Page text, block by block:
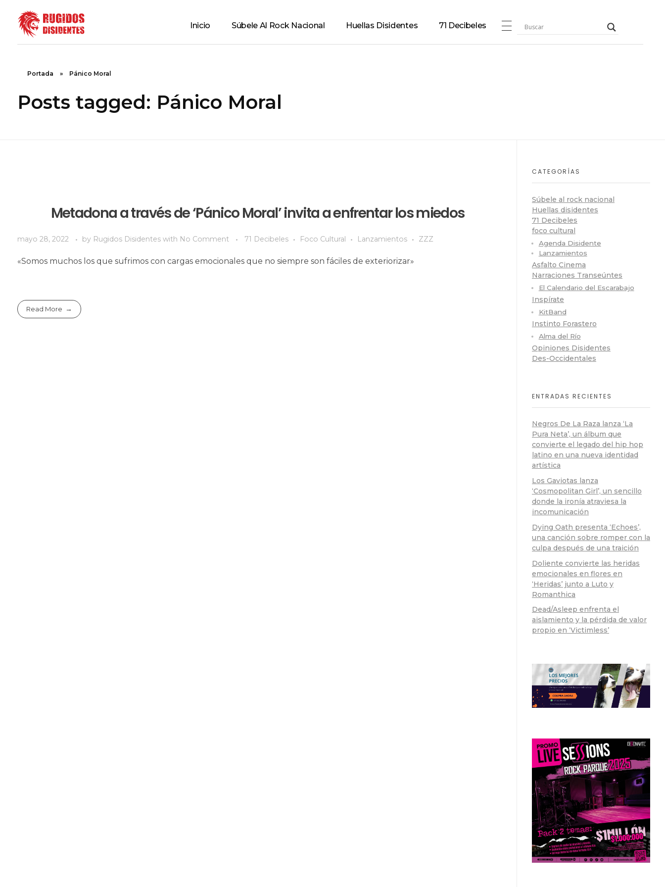
Rugidos Disidentes
Bogotá - Colombia | ISSN 2619-5569
Inicio Súbele Al Rock Nacional Huellas Disidentes 71 Decibeles
Portada » Pánico Moral
Posts tagged: Pánico Moral
Metadona a través de ‘Pánico Moral’ invita a enfrentar los miedos
mayo 28, 2022 by Rugidos Disidentes with No Comment 71 Decibeles Foco Cultural Lanzamientos ZZZ
«Somos muchos los que sufrimos con cargas emocionales que no siempre son fáciles de exteriorizar»
Read More
CATEGORÍAS
Súbele al rock nacional
Huellas disidentes
71 Decibeles
foco cultural
Agenda Disidente
Lanzamientos
Asfalto Cinema
Narraciones Transeúntes
El Calendario del Escarabajo
Inspírate
KitBand
Instinto Forastero
Alma del Río
Opiniones Disidentes
Des-Occidentales
ENTRADAS RECIENTES
Negros De La Raza lanza ‘La
Pura Neta’, un álbum que
convierte el legado del hip hop
latino en una nueva identidad
artística
Los Gaviotas lanza
‘Cosmopolitan Girl’, un sencillo
donde la ironía atraviesa la
incomunicación
Dying Oath presenta ‘Echoes’,
una canción sobre romper con la
culpa después de una traición
Doliente convierte las heridas
emocionales en flores en
‘Heridas’ junto a Luto y
Romanthica
Dead/Asleep enfrenta el
aislamiento y la pérdida de valor
propio en ‘Victimless’